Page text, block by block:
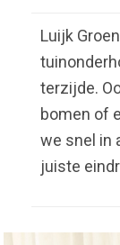
Luijk
terzijde.
bomen of
we snel in
juiste